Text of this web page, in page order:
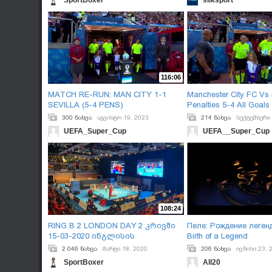
Strandja - Day 7 - Finals -
ზრდასრული მამაკაცების
ფინალური ორთაბრძოლების
სრული ვერსია.
116:06
MATCH RE-RUN: MAN CITY 1-1
SEVILLA (5-4 PENS)
300 ნახვა აგვისტო 19, 2023
UEFA_Super_Cup
Manchester City FC
Penalties 5-4 All Goals
Cup Final 2023
214 ნახვა
UEFA__Super_Cup
108:24
RING B 2 LONDON DAY 2 კრივში
15-03-2020 ინგლისის
დედაქალაქ ლონდონში, 2020
წლის ტოკიოს ოლიმპიადის,
სალიცენზიო ტურნირის, მეორე
2 046 ნახვა მარტი 18, 2020
SportBoxer
Пеле: Рождение
Birth of a Legend
206 ნახვა ივნისი 23,
All20